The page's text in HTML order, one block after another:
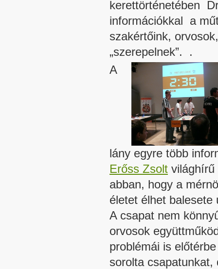
kerettörténetében
információkkal a
szakértőink,
„szerepelnek”. .
A
lány egyre több
Erőss Zsolt világhírű
abban, hogy a
életet élhet balesete
A csapat nem
orvosok
problémái is
sorolta